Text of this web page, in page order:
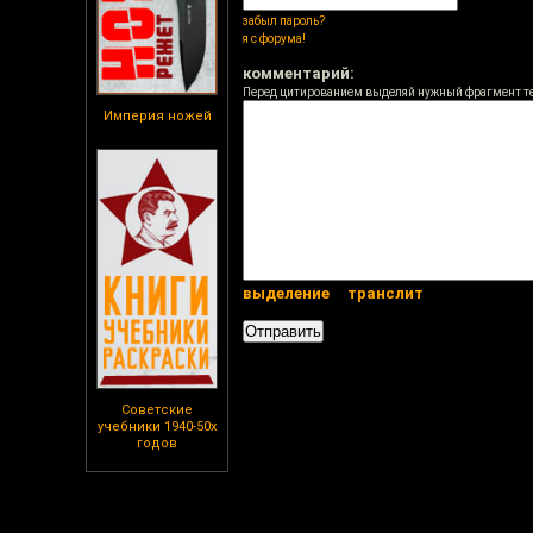
Империя ножей
Советские
учебники 1940-50х
годов
забыл пароль?
я с форума!
комментарий:
Перед цитированием выделяй нужный фрагмент
выделение транслит